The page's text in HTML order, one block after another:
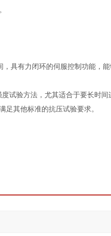
有力闭环的伺服控制功能，能
验方法，尤其适合于要长时间
足其他标准的抗压试验要求。